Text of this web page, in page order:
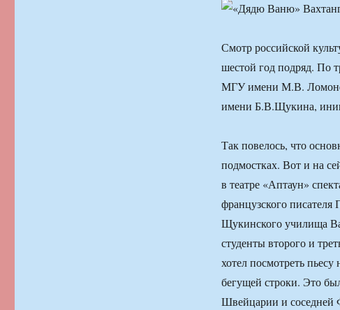
Смотр российской
шестой год подряд. По
МГУ имени М.В.
имени Б.В.Щукина,
Так повелось, что
подмостках. Вот и на
в театре «Аптаун»
французского
Щукинского училища
студенты второго и
хотел посмотреть
бегущей строки. Это
Швейцарии и соседней